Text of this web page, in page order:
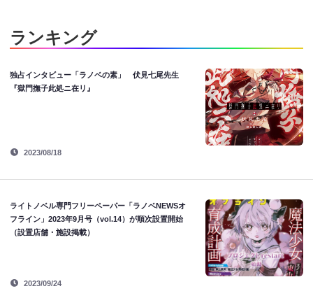
ランキング
独占インタビュー「ラノベの素」 伏見七尾先生
『獄門撫子此処ニ在リ』
2023/08/18
ライトノベル専門フリーペーパー「ラノベNEWSオ
フライン」2023年9月号（vol.14）が順次設置開始
（設置店舗・施設掲載）
2023/09/24